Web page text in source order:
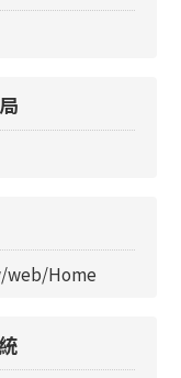
web/Home